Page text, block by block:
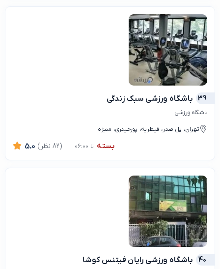
39 باشگاه ورزشی سبک زندگی
باشگاه ورزشی
تهران، پل صدر، قیطریه، پورحیدری، منیژه
بسته تا 06:00 5.0 (82 نظر)
40 باشگاه ورزشی رایان فیتنس کوشا